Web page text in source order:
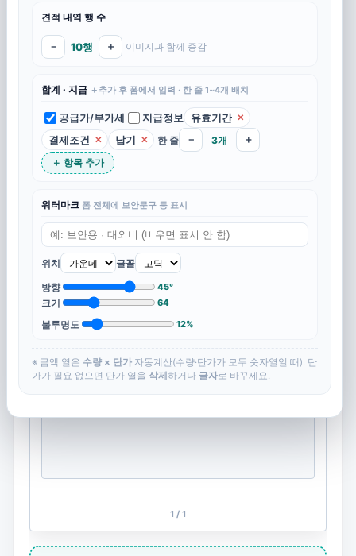
견적 내역 행 수
－ 10행 ＋ 이미지과 함께 증감
합계 · 지급 ＋추가 후 폼에서 입력 · 한 줄 1~4개 배치
공급가/부가세 지급정보 유효기간 ✕
결제조건 ✕ 납기 ✕ 한 줄 － 3개 ＋
＋ 항목 추가
워터마크 폼 전체에 보안문구 등 표시
위치
글꼴
방향
45°
크기 64
불투명도 12%
※ 금액 열은 수량 × 단가 자동계산(수량·단가가 모두 숫자열일 때). 단
가가 필요 없으면 단가 열을 삭제 하거나 글자로 바꾸세요.
9
10
공급가액 0 부가세 0 합계
⇕ 위아래로 조정해주세요
6칸 가로 6칸 세로 8칸
이미지 입력칸을 추가해주세요
1 / 1